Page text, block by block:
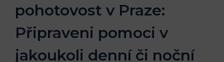
pohotovost v Praze:
Připraveni pomoci v
jakoukoli denní či noční